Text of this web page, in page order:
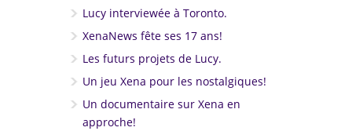
Lucy interviewée à Toronto.
XenaNews fête ses 17 ans!
Les futurs projets de Lucy.
Un jeu Xena pour les nostalgiques!
Un documentaire sur Xena en
approche!